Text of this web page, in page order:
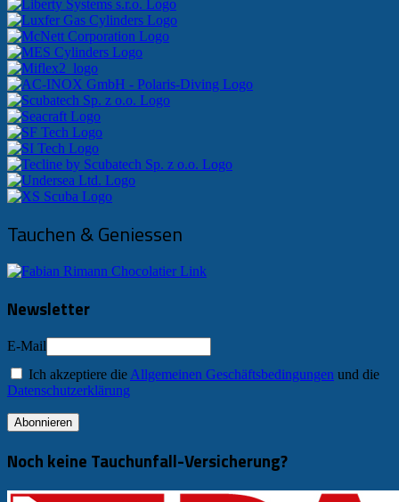
Tauchen & Geniessen
Newsletter
E-Mail
Ich akzeptiere dieAllgemeinen Geschäftsbedingungen und die
Datenschutzerklärung
Noch keine Tauchunfall-Versicherung?